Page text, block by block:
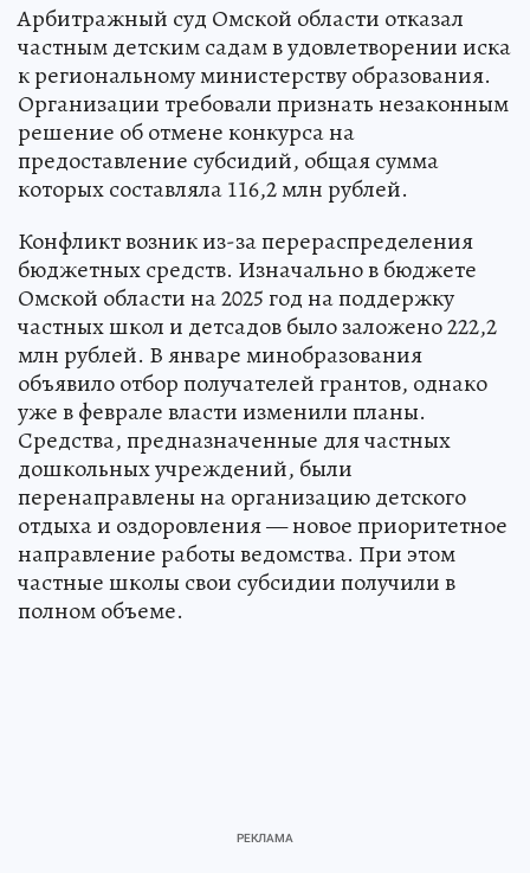
Арбитражный суд Омской области отказал
частным детским садам в удовлетворении иска
к региональному министерству образования.
Организации требовали признать незаконным
решение об отмене конкурса на
предоставление субсидий, общая сумма
которых составляла 116,2 млн рублей.
Конфликт возник из-за перераспределения
бюджетных средств. Изначально в бюджете
Омской области на 2025 год на поддержку
частных школ и детсадов было заложено 222,2
млн рублей. В январе минобразования
объявило отбор получателей грантов, однако
уже в феврале власти изменили планы.
Средства, предназначенные для частных
дошкольных учреждений, были
перенаправлены на организацию детского
отдыха и оздоровления — новое приоритетное
направление работы ведомства. При этом
частные школы свои субсидии получили в
полном объеме.